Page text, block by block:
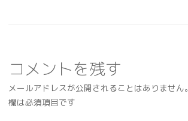
コメントを残す
メールアドレスが公開されることはありません。
欄は必須項目です